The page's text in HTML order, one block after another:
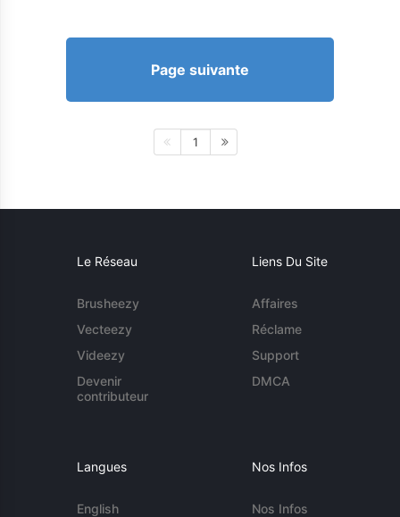
Page suivante
1
Le Réseau
Brusheezy
Vecteezy
Videezy
Devenir
contributeur
Liens Du Site
Affaires
Réclame
Support
DMCA
Langues
English
Nos Infos
Nos Infos